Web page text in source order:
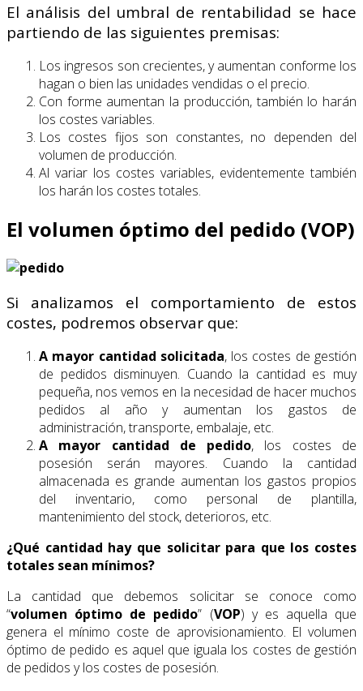
El análisis del umbral de rentabilidad se hace
partiendo de las siguientes premisas:
Los ingresos son crecientes, y aumentan conforme los
hagan o bien las unidades vendidas o el precio.
Con forme aumentan la producción, también lo harán
los costes variables.
Los costes fijos son constantes, no dependen del
volumen de producción.
Al variar los costes variables, evidentemente también
los harán los costes totales.
El volumen óptimo del pedido (VOP)
Si analizamos el comportamiento de estos
costes, podremos observar que:
A mayor cantidad solicitada, los costes de gestión
de pedidos disminuyen. Cuando la cantidad es muy
pequeña, nos vemos en la necesidad de hacer muchos
pedidos al año y aumentan los gastos de
administración, transporte, embalaje, etc.
A mayor cantidad de pedido, los costes de
posesión serán mayores. Cuando la cantidad
almacenada es grande aumentan los gastos propios
del inventario, como personal de plantilla,
mantenimiento del stock, deterioros, etc.
¿Qué cantidad hay que solicitar para que los costes
totales sean mínimos?
La cantidad que debemos solicitar se conoce como
“volumen óptimo de pedido” (VOP) y es aquella que
genera el mínimo coste de aprovisionamiento. El volumen
óptimo de pedido es aquel que iguala los costes de gestión
de pedidos y los costes de posesión.